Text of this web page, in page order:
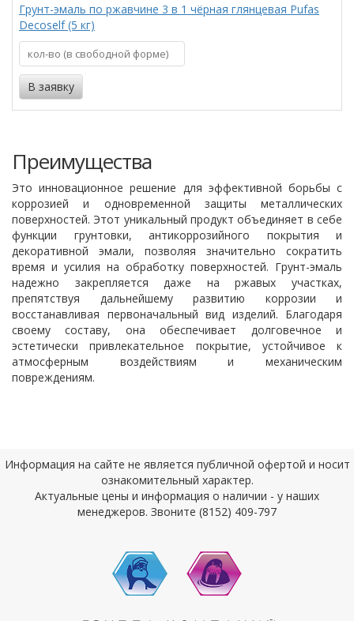
Грунт-эмаль по ржавчине 3 в 1 чёрная глянцевая Pufas
Decoself (5 кг)
Преимущества
Это инновационное решение для эффективной борьбы с
коррозией и одновременной защиты металлических
поверхностей. Этот уникальный продукт объединяет в себе
функции грунтовки, антикоррозийного покрытия и
декоративной эмали, позволяя значительно сократить
время и усилия на обработку поверхностей. Грунт-эмаль
надежно закрепляется даже на ржавых участках,
препятствуя дальнейшему развитию коррозии и
восстанавливая первоначальный вид изделий. Благодаря
своему составу, она обеспечивает долговечное и
эстетически привлекательное покрытие, устойчивое к
атмосферным воздействиям и механическим
повреждениям.
Информация на сайте не является публичной офертой и носит
ознакомительный характер.
Актуальные цены и информация о наличии - у наших
менеджеров. Звоните (8152) 409-797